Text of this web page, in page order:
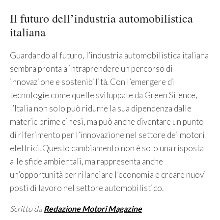
Il futuro dell’industria automobilistica
italiana
Guardando al futuro, l’industria automobilistica italiana
sembra pronta a intraprendere un percorso di
innovazione e sostenibilità. Con l’emergere di
tecnologie come quelle sviluppate da Green Silence,
l’Italia non solo può ridurre la sua dipendenza dalle
materie prime cinesi, ma può anche diventare un punto
di riferimento per l’innovazione nel settore dei motori
elettrici. Questo cambiamento non è solo una risposta
alle sfide ambientali, ma rappresenta anche
un’opportunità per rilanciare l’economia e creare nuovi
posti di lavoro nel settore automobilistico.
Scritto da Redazione Motori Magazine